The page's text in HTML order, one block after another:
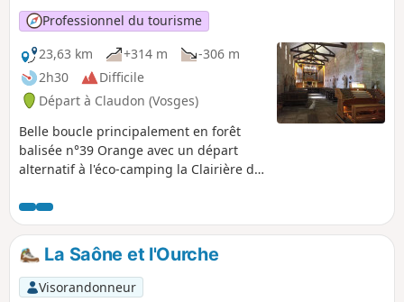
Professionnel du tourisme
23,63 km
+314 m
-306 m
2h30
Difficile
Départ à Claudon (Vosges)
Belle boucle principalement en forêt
balisée n°39 Orange avec un départ
alternatif à l'éco-camping la Clairière du
Tatal). Vous traverserez une forêt
labellisée d'exception (15 forêts en
France ont ce label).
La Saône et l'Ourche
Visorandonneur